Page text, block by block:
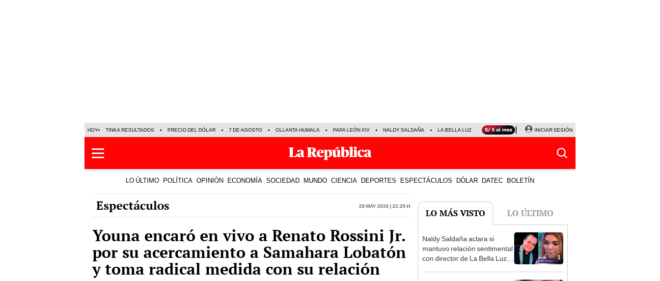
HOY TINKA RESULTADOS PRECIO DEL DÓLAR 7 DE AGOSTO OLLANTA HUMALA PAPA LEÓN XIV NALDY SALDAÑA LA BELLA LUZ MAGALY MEDINA SINUANO RESULTADOS HOY
INICIAR SESIÓN
LO ÚLTIMO POLÍTICA OPINIÓN ECONOMÍA SOCIEDAD MUNDO CIENCIA DEPORTES ESPECTÁCULOS DÓLAR DATEC BOLETÍN
Espectáculos 28 May 2026 | 22:29 h
Youna encaró en vivo a Renato Rossini Jr.
por su acercamiento a Samahara Lobatón
y toma radical medida con su relación
LO MÁS VISTO LO ÚLTIMO
1
Naldy Saldaña aclara si
mantuvo relación sentimental
con director de La Bella Luz